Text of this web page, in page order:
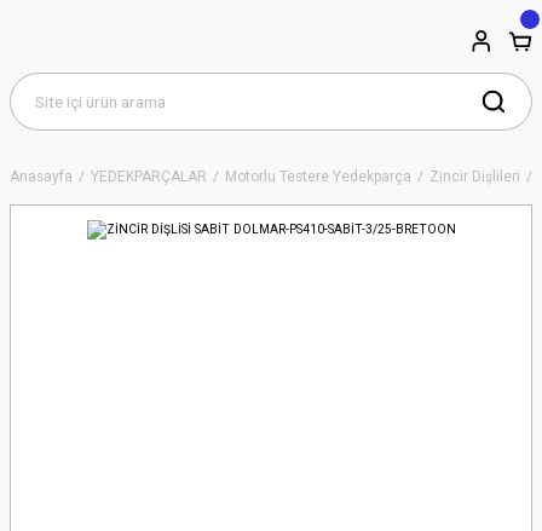
Anasayfa YEDEKPARÇALAR Motorlu Testere Yedekparça Zincir Dişlileri